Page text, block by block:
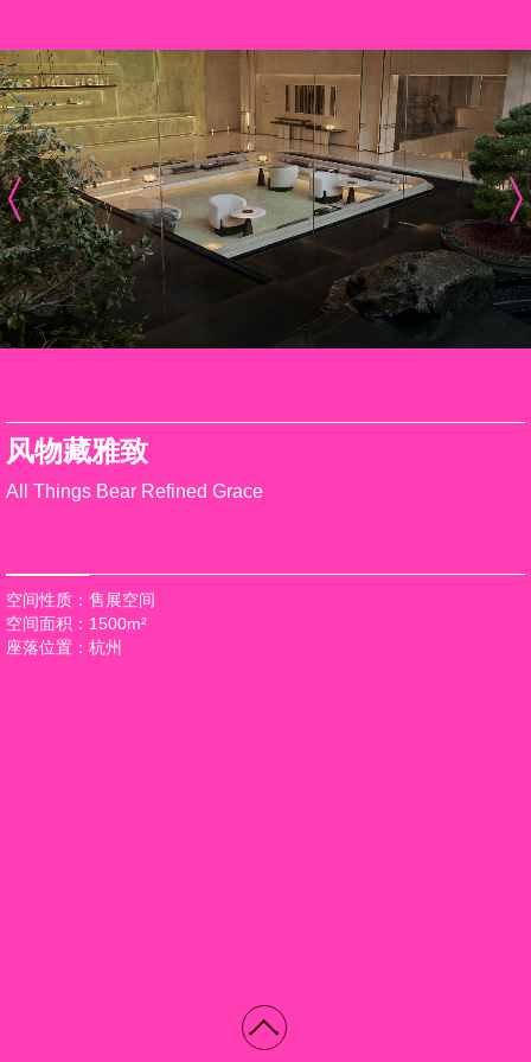
风物藏雅致
All Things Bear Refined Grace
空间性质：售展空间
空间面积：1500m²
座落位置：杭州